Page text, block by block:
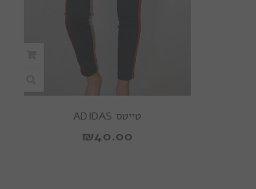
טייטס ADIDAS
₪40.00